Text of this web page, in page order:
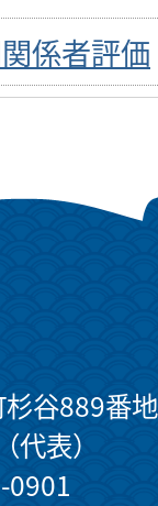
係者評価
谷889番地
表）
0901